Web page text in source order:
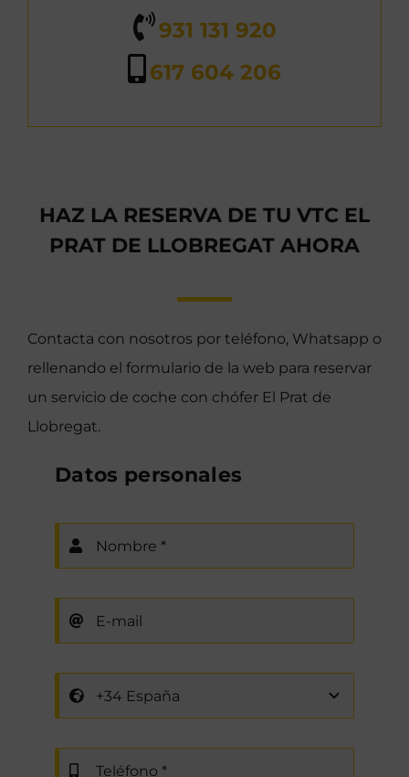
931 131 920
617 604 206
HAZ LA RESERVA DE TU VTC EL
PRAT DE LLOBREGAT AHORA
Contacta con nosotros por teléfono, Whatsapp o
rellenando el formulario de la web para reservar
un servicio de coche con chófer El Prat de
Llobregat.
Datos personales